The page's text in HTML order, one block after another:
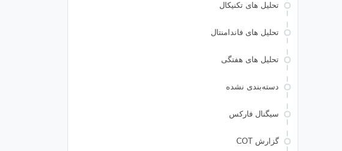
تحلیل های تکنیکال
تحلیل های فاندامنتال
تحلیل های هفتگی
دسته‌بندی نشده
سیگنال فارکس
گزارش COT